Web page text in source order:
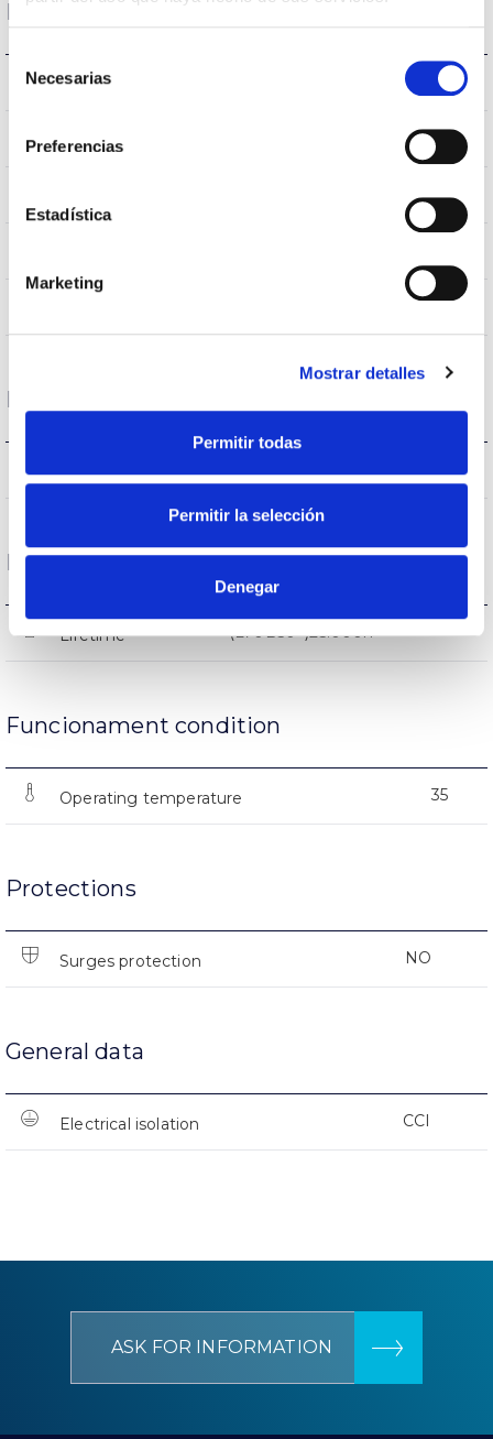
Selección
Necesarias
Preferencias
Estadística
Marketing
Mostrar detalles
Permitir todas
Permitir la selección
Denegar
Housing and Finish
IK Impact resistance IK06
IP Tightness index IP65
Flux (lm)
Life
Lifetime (L70B50>)25.000h
Funcionament condition
Operating temperature 35
Protections
Surges protection NO
General data
Electrical isolation CCI
ASK FOR INFORMATION